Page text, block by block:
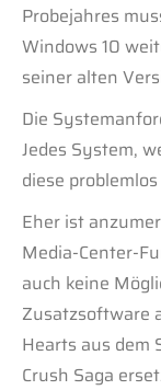
Probejahres
Windows 10
seiner alten
Die
Jedes System,
diese
Eher ist
Media-Center-
auch keine
Zusatzsoftware
Hearts aus dem
Crush Saga